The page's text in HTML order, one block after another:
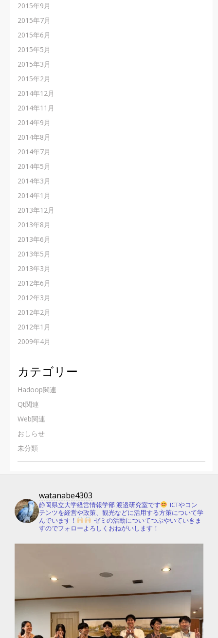
2015年9月
2015年7月
2015年6月
2015年5月
2015年3月
2015年2月
2014年12月
2014年11月
2014年9月
2014年8月
2014年7月
2014年5月
2014年3月
2014年1月
2013年12月
2013年8月
2013年6月
2013年5月
2013年3月
2012年6月
2012年3月
2012年2月
2012年1月
2009年4月
カテゴリー
Hadoop関連
Qt関連
Web関連
おしらせ
未分類
watanabe4303
静岡県立大学経営情報学部 渡邉研究室です
ICTやコン
テンツを経営や政策、観光などに活用する方策について学
んでいます！
ゼミの活動についてつぶやいていきま
すのでフォローよろしくおねがいします！